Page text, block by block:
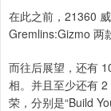
在此之前，21360
Gremlins:Gizmo 两
而往后展望，还有
相。并且至少还有
荣，分别是“Build